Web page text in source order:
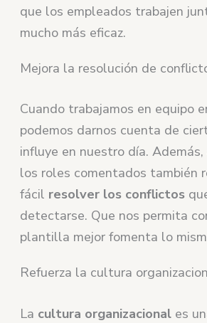
que los empleados trabajen
mucho más eficaz.
Mejora la resolución de
Cuando trabajamos en equipo
podemos darnos cuenta de
influye en nuestro día.
los roles comentados también
fácil resolver los conflictos
detectarse. Que nos permita
plantilla mejor fomenta lo
Refuerza la cultura
La cultura organizacional es